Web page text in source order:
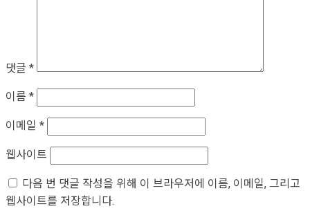
댓글 *
이름 *
이메일 *
웹사이트
다음 번 댓글 작성을 위해 이 브라우저에 이름, 이메일, 그리고
웹사이트를 저장합니다.